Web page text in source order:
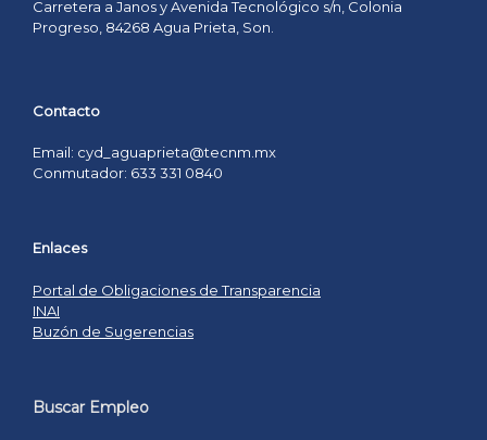
Carretera a Janos y Avenida Tecnológico s/n, Colonia
Progreso, 84268 Agua Prieta, Son.
Contacto
Email: cyd_aguaprieta@tecnm.mx
Conmutador: 633 331 0840
Enlaces
Portal de Obligaciones de Transparencia
INAI
Buzón de Sugerencias
Buscar Empleo